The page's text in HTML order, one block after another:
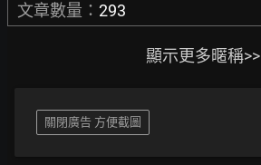
文章數量： 293
顯示更多暱稱>>
關閉廣告 方便截圖